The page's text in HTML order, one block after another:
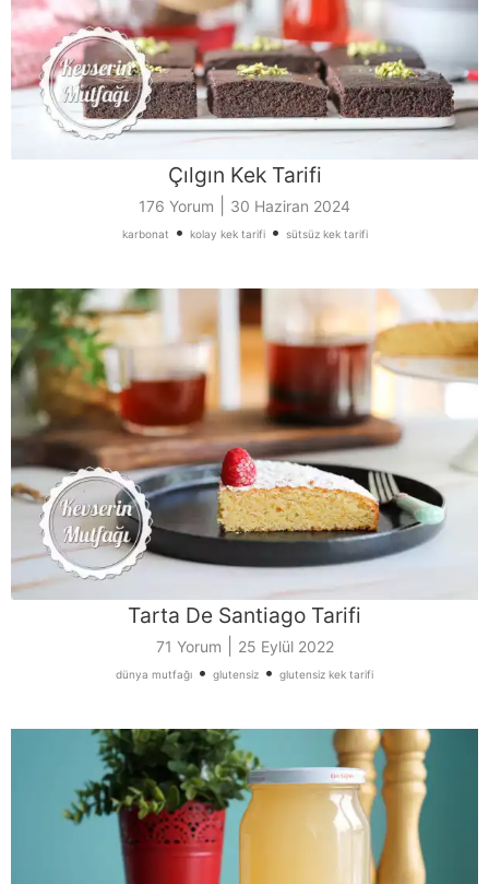
Çılgın Kek Tarifi
176 Yorum 30 Haziran 2024
karbonat • kolay kek tarifi• sütsüz kek tarifi
Tarta De Santiago Tarifi
71 Yorum 25 Eylül 2022
dünya mutfağı • glutensiz • glutensiz kek tarifi